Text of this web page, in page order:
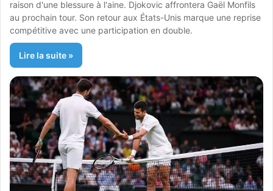
raison d'une blessure à l'aine. Djokovic affrontera Gaël Monfils
au prochain tour. Son retour aux États-Unis marque une reprise
compétitive avec une participation en double.
Lire la suite »